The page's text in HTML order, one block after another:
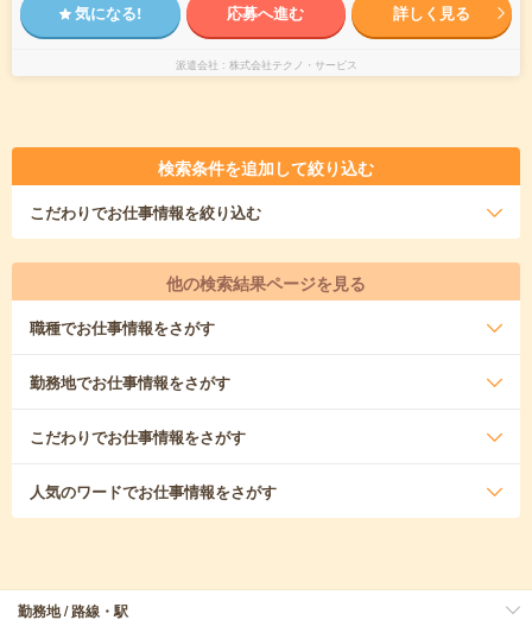
気になる! 応募へ進む 詳しく見る
派遣会社 株式会社テクノ・サービス
検索条件を追加して絞り込む
こだわりでお仕事情報を絞り込む
他の検索結果ページを見る
職種でお仕事情報をさがす
勤務地でお仕事情報をさがす
こだわりでお仕事情報をさがす
人気のワードでお仕事情報をさがす
勤務地 / 路線・駅